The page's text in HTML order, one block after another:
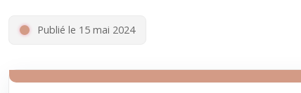
Publié le 15 mai 2024